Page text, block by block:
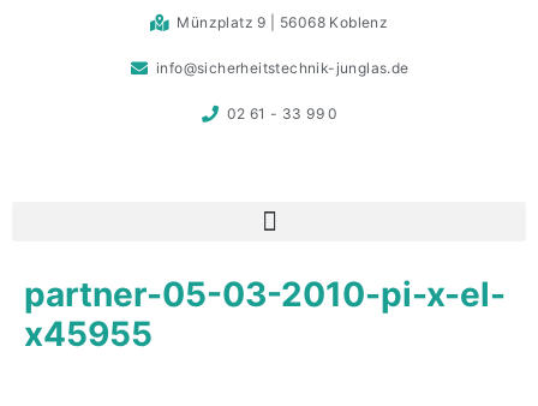
Münzplatz 9 | 56068 Koblenz
info@sicherheitstechnik-junglas.de
02 61 - 33 99 0
partner-05-03-2010-pi-x-el-
x45955